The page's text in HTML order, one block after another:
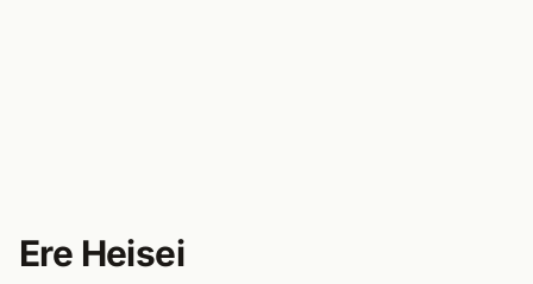
Ere Heisei